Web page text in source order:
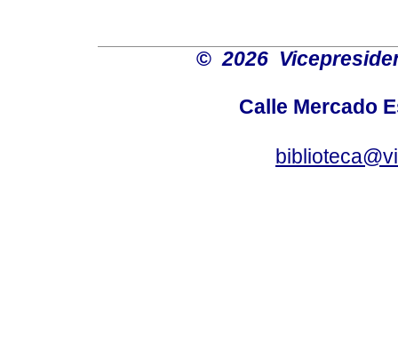
© 2026
Calle Mercado